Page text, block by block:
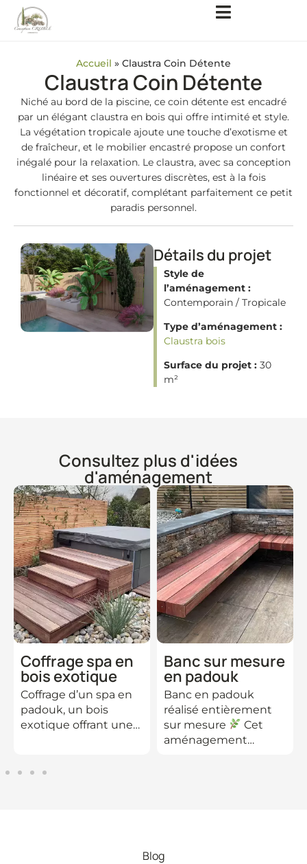
Accueil » Claustra Coin Détente
Claustra Coin Détente
Niché au bord de la piscine, ce coin détente est encadré
par un élégant claustra en bois qui offre intimité et style.
La végétation tropicale ajoute une touche d’exotisme et
de fraîcheur, et le mobilier encastré propose un confort
inégalé pour la relaxation. Le claustra, avec sa conception
linéaire et ses ouvertures discrètes, est à la fois
fonctionnel et décoratif, complétant parfaitement ce petit
paradis personnel.
Détails du projet
Style de
l’aménagement :
Contemporain / Tropicale
Type d’aménagement :
Claustra bois
Surface du projet : 30
m²
Consultez plus d'idées
d'aménagement
Coffrage spa en
bois exotique
Coffrage d’un spa en
padouk, un bois
exotique offrant une…
Banc sur mesure
en padouk
Banc en padouk
réalisé entièrement
sur mesure
Cet
aménagement…
Blog